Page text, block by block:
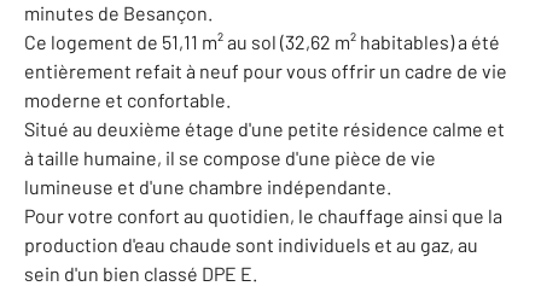
minutes de Besançon.
Ce logement de 51,11 m² au sol (32,62 m² habitables) a été
entièrement refait à neuf pour vous offrir un cadre de vie
moderne et confortable.
Situé au deuxième étage d'une petite résidence calme et
à taille humaine, il se compose d'une pièce de vie
lumineuse et d'une chambre indépendante.
Pour votre confort au quotidien, le chauffage ainsi que la
production d'eau chaude sont individuels et au gaz, au
sein d'un bien classé DPE E.